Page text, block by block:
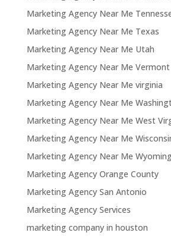
Marketing Agency Near Me
Marketing Agency Near Me Texas
Marketing Agency Near Me Utah
Marketing Agency Near Me Vermont
Marketing Agency Near Me virginia
Marketing Agency Near Me
Marketing Agency Near Me West
Marketing Agency Near Me
Marketing Agency Near Me
Marketing Agency Orange County
Marketing Agency San Antonio
Marketing Agency Services
marketing company in houston